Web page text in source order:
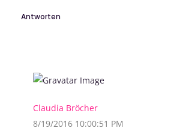
Antworten
Claudia Bröcher
8/19/2016 10:00:51 PM